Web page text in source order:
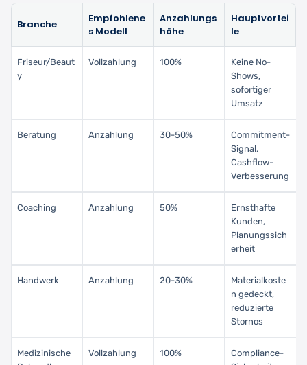
Branche
Empfohlene
s Modell
Anzahlungs
höhe
Hauptvortei
le
Friseur/Beaut
y
Vollzahlung 100%
Keine No-
Shows,
sofortiger
Umsatz
Beratung Anzahlung 30-50%
Commitment-
Signal,
Cashflow-
Verbesserung
Coaching Anzahlung 50%
Ernsthafte
Kunden,
Planungssich
erheit
Handwerk Anzahlung 20-30%
Materialkoste
n gedeckt,
reduzierte
Stornos
Medizinische
Vollzahlung 100%
Compliance-